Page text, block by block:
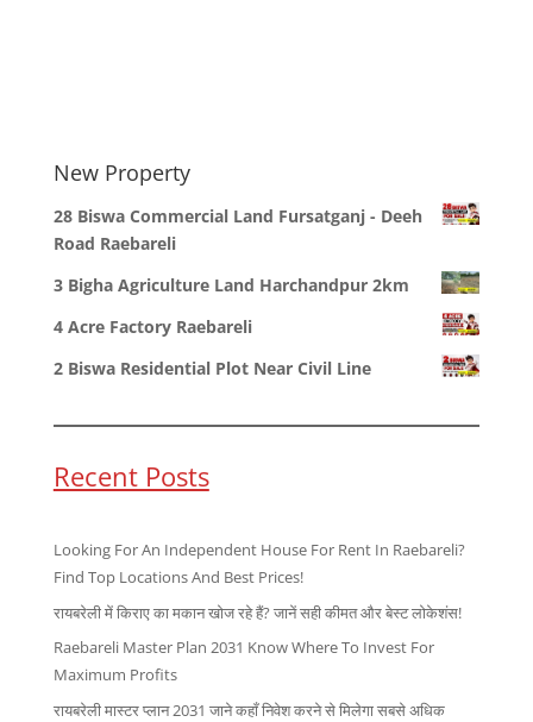
New Property
28 Biswa Commercial Land Fursatganj - Deeh
Road Raebareli
3 Bigha Agriculture Land Harchandpur 2km
4 Acre Factory Raebareli
2 Biswa Residential Plot Near Civil Line
Recent Posts
Looking For An Independent House For Rent In Raebareli?
Find Top Locations And Best Prices!
रायबरेली में किराए का मकान खोज रहे हैं? जानें सही कीमत और बेस्ट लोकेशंस!
Raebareli Master Plan 2031 Know Where To Invest For
Maximum Profits
रायबरेली मास्टर प्लान 2031 जाने कहाँ निवेश करने से मिलेगा सबसे अधिक